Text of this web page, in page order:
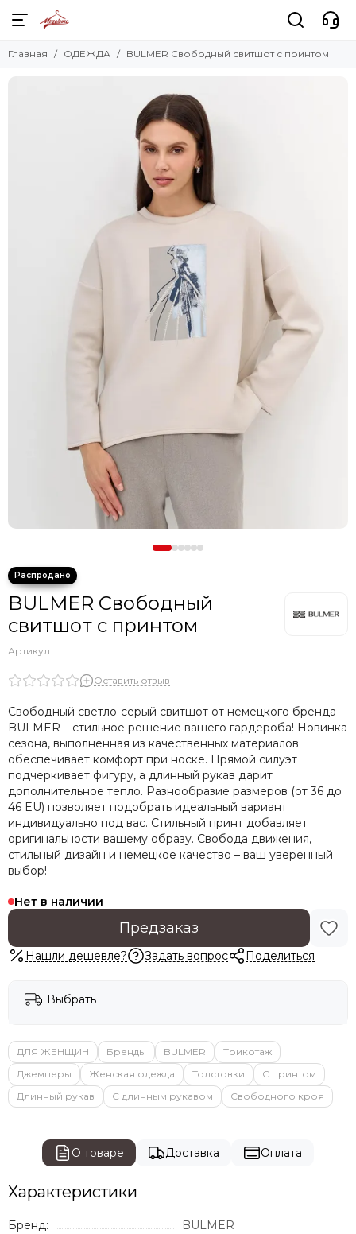
Главная ОДЕЖДА BULMER Свободный свитшот с принтом
BULMER Свободный
свитшот с принтом
Артикул:
Оставить отзыв
Свободный светло-серый свитшот от немецкого бренда
BULMER – стильное решение вашего гардероба! Новинка
сезона, выполненная из качественных материалов
обеспечивает комфорт при носке. Прямой силуэт
подчеркивает фигуру, а длинный рукав дарит
дополнительное тепло. Разнообразие размеров (от 36 до
46 EU) позволяет подобрать идеальный вариант
индивидуально под вас. Стильный принт добавляет
оригинальности вашему образу. Свобода движения,
стильный дизайн и немецкое качество – ваш уверенный
выбор!
Нет в наличии
Предзаказ
Нашли дешевле? Задать вопрос Поделиться
Выбрать
ДЛЯ ЖЕНЩИН Бренды BULMER
Трикотаж
Джемперы
Женская одежда Толстовки
С принтом
Длинный рукав
С длинным рукавом Свободного кроя
О товаре Доставка Оплата
Характеристики
Бренд:
BULMER